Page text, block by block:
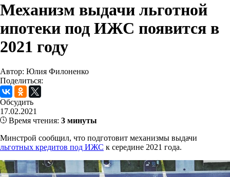
Механизм выдачи льготной
ипотеки под ИЖС появится в
2021 году
Автор: Юлия Филоненко
Поделиться:
Обсудить
17.02.2021
Время чтения: 3 минуты
Минстрой сообщил, что подготовит механизмы выдачи
льготных кредитов под ИЖС к середине 2021 года.